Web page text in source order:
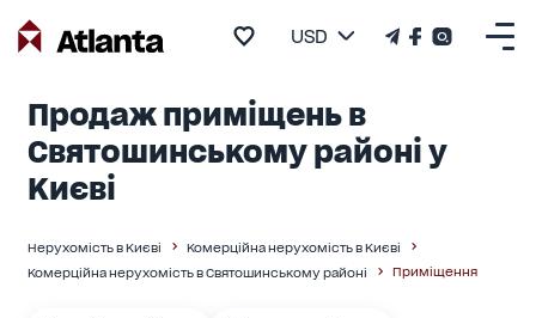
USD
Продаж приміщень в
Святошинському районі у
Києві
Нерухомість в Києві
Комерційна нерухомість в Києві
Комерційна нерухомість в Святошинському районі
Приміщення